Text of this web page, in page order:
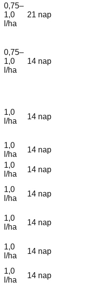
0,75–
1,0
l/ha
21 nap
0,75–
1,0
l/ha
14 nap
1,0
l/ha
14 nap
1,0
l/ha
14 nap
1,0
l/ha
14 nap
1,0
l/ha
14 nap
1,0
l/ha
14 nap
1,0
l/ha
14 nap
1,0
l/ha
14 nap